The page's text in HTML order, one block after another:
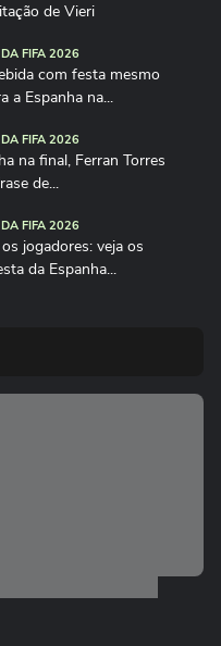
de Vieri
FIFA 2026
com festa mesmo
a Espanha na...
FIFA 2026
na final, Ferran Torres
de...
FIFA 2026
jogadores: veja os
da Espanha...
por...
FIFA 2026